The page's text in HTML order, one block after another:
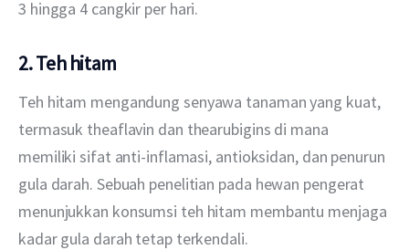
3 hingga 4 cangkir per hari.
2. Teh hitam
Teh hitam mengandung senyawa tanaman yang kuat,
termasuk theaflavin dan thearubigins di mana
memiliki sifat anti-inflamasi, antioksidan, dan penurun
gula darah. Sebuah penelitian pada hewan pengerat
menunjukkan konsumsi teh hitam membantu menjaga
kadar gula darah tetap terkendali.